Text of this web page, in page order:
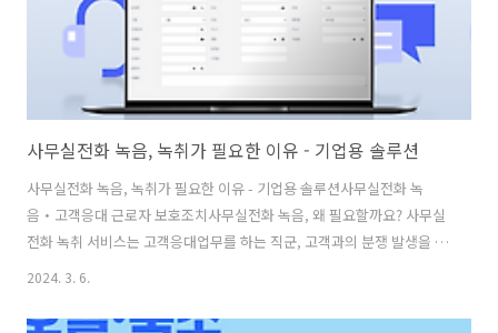
사무실전화 녹음, 녹취가 필요한 이유 - 기업용 솔루션
사무실전화 녹음, 녹취가 필요한 이유 - 기업용 솔루션사무실전화 녹
음・고객응대 근로자 보호조치사무실전화 녹음, 왜 필요할까요? 사무실
전화 녹취 서비스는 고객응대업무를 하는 직군, 고객과의 분쟁 발생을 대
비하기 위해서 많이 이용하는 서비스입니다. 우리나라 산업구조가 서비
금근로자의 35.1%라고 합니다. 그만큼 근로자의 감정노동에 대한 피해
2024. 3. 6.